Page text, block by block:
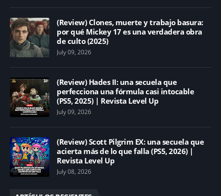
(Review) Clones, muerte y trabajo basura:
por qué Mickey 17 es una verdadera obra
de culto (2025)
July 09, 2026
(Review) Hades II: una secuela que
perfecciona una fórmula casi intocable
(PS5, 2025) | Revista Level Up
July 09, 2026
(Review) Scott Pilgrim EX: una secuela que
acierta más de lo que falla (PS5, 2026) |
Revista Level Up
July 08, 2026